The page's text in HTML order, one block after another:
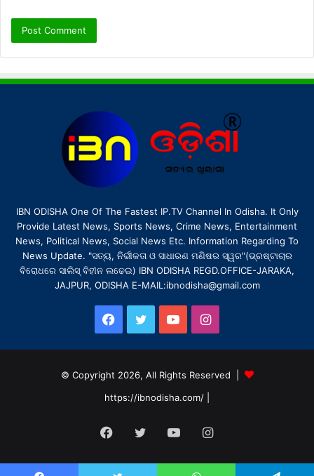
IBN ODISHA One Of The Fastest IP.TV Channel In Odisha. It Only
Provide Latest News, Sports News, Crime News, Entertainment
News, Political News, Social News Etc. Information Regarding To
News Update. "ସତ୍ୟ, ନିର୍ଭୀକତା ଓ ସାଧାରଣ ମଣିଷର ସ୍ୱର"(ଭ୍ରଷ୍ଟାଚାର
ବିରୋଧରେ ସାଲିସ୍ ବିହୀନ ଲଢେଇ) IBN ODISHA REGD.OFFICE-JARAKA,
JAJPUR, ODISHA E-MAIL:ibnodisha@gmail.com
Facebook
TwitterYouTubeInstagram
© Copyright 2026, All Rights Reserved |
https://ibnodisha.com/
Facebook
TwitterYouTubeInstagram